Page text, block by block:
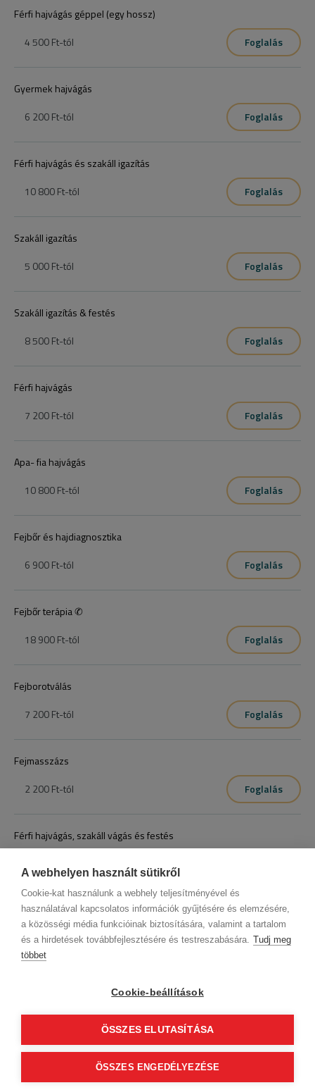
A webhelyen használt sütikről
Cookie-kat használunk a webhely teljesítményével és
használatával kapcsolatos információk gyűjtésére és elemzésére,
a közösségi média funkcióinak biztosítására, valamint a tartalom
és a hirdetések továbbfejlesztésére és testreszabására. Tudj meg
többet
Cookie-beállítások
ÖSSZES ELUTASÍTÁSA
ÖSSZES ENGEDÉLYEZÉSE
Férfi hajvágás géppel (egy hossz)
4 500 Ft-tól Foglalás
Gyermek hajvágás
6 200 Ft-tól Foglalás
Férfi hajvágás és szakáll igazítás
10 800 Ft-tól Foglalás
Szakáll igazítás
5 000 Ft-tól Foglalás
Szakáll igazítás & festés
8 500 Ft-tól Foglalás
Férfi hajvágás
7 200 Ft-tól Foglalás
Apa- fia hajvágás
10 800 Ft-tól Foglalás
Fejbőr és hajdiagnosztika
6 900 Ft-tól Foglalás
Fejbőr terápia ✆
18 900 Ft-tól Foglalás
Fejborotválás
7 200 Ft-tól Foglalás
Fejmasszázs
2 200 Ft-tól Foglalás
Férfi hajvágás, szakáll vágás és festés
Kövess minket!